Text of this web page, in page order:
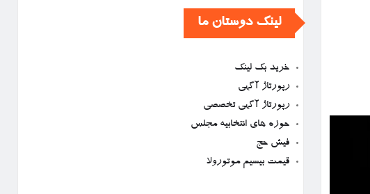
لینک دوستان ما
خرید بک لینک
رپورتاژ آگهی
رپورتاژ آگهی تخصصی
حوزه های انتخابیه مجلس
فیش حج
قیمت بیسیم موتورولا